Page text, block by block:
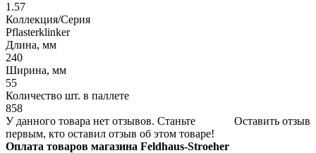
1.57
Коллекция/Серия
Pflasterklinker
Длина, мм
240
Ширина, мм
55
Количество шт. в паллете
858
Оставить отзыв
У данного товара нет отзывов. Станьте
первым, кто оставил отзыв об этом товаре!
Оплата товаров магазина Feldhaus-Stroeher